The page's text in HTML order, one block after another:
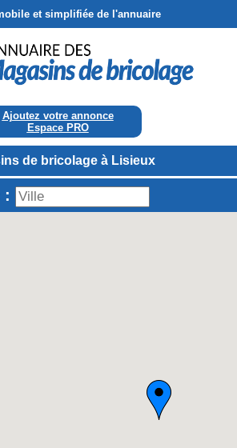
et simplifiée de l'annuaire
Ajoutez votre annonce
Espace PRO
de bricolage à Lisieux
: